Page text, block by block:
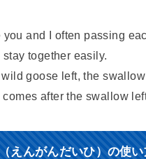
you and I often passing
together easily.
wild goose left, the
after the swallow
えんがんだいひ）の使